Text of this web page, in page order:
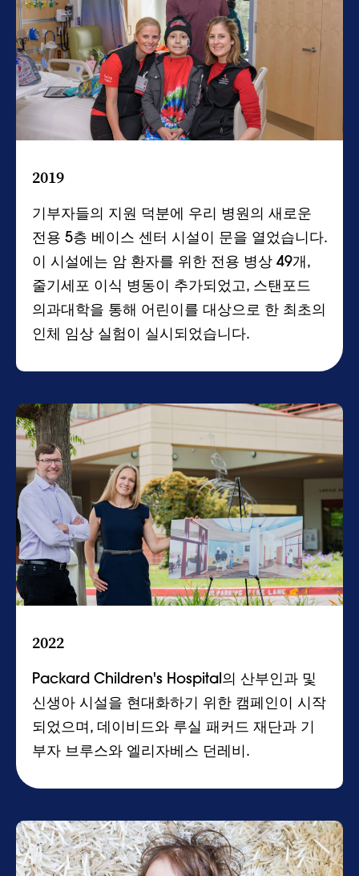
2019
기부자들의 지원 덕분에 우리 병원의 새로운
전용 5층 베이스 센터 시설이 문을 열었습니다.
이 시설에는 암 환자를 위한 전용 병상 49개,
줄기세포 이식 병동이 추가되었고, 스탠포드
의과대학을 통해 어린이를 대상으로 한 최초의
인체 임상 실험이 실시되었습니다.
2022
Packard Children's Hospital의 산부인과 및
신생아 시설을 현대화하기 위한 캠페인이 시작
되었으며, 데이비드와 루실 패커드 재단과 기
부자 브루스와 엘리자베스 던레비.